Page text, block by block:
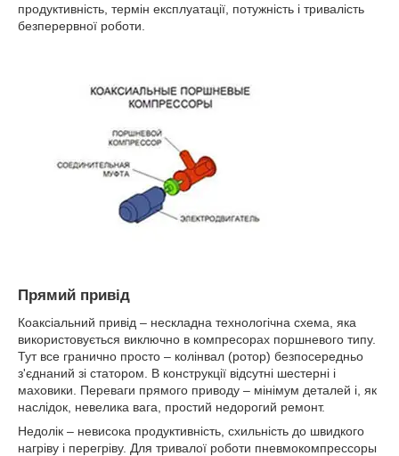
продуктивність, термін експлуатації, потужність і тривалість
безперервної роботи.
Прямий привід
Коаксіальний привід – нескладна технологічна схема, яка
використовується виключно в компресорах поршневого типу.
Тут все гранично просто – колінвал (ротор) безпосередньо
з'єднаний зі статором. В конструкції відсутні шестерні і
маховики. Переваги прямого приводу – мінімум деталей і, як
наслідок, невелика вага, простий недорогий ремонт.
Недолік – невисока продуктивність, схильність до швидкого
нагріву і перегріву. Для тривалої роботи пневмокомпрессоры